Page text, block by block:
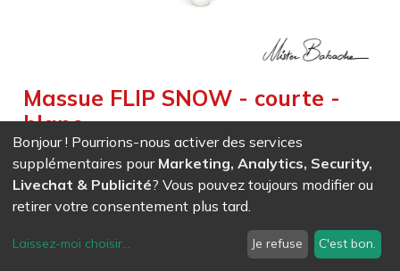
Massue FLIP SNOW - courte -
blanc
Weight : 0,202kg| Size : 49,000cm
Elégance et robustesse - entièrement blanche
23,31CHF
0973)
Bonjour ! Pourrions-nous activer des services
supplémentaires pour Marketing, Analytics, Security,
Livechat & Publicité? Vous pouvez toujours modifier ou
retirer votre consentement plus tard.
Laissez-moi choisir... Je refuse C'est bon.